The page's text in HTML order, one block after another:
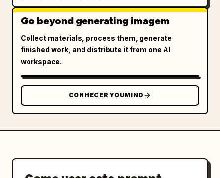
Go beyond generating imagem
Collect materials, process them, generate
finished work, and distribute it from one AI
workspace.
CONHECER YOUMIND